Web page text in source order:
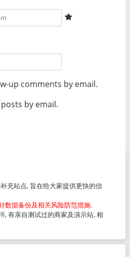
up comments by email.
by email.
充站点, 旨在给大家提供更快的信
数据备份及相关风险防范措施.
, 有亲自测试过的商家及演示站, 相